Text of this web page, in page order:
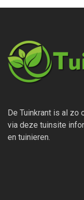
De Tuinkrant is al zo
via deze tuinsite
en tuinieren.